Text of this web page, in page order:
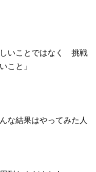
しいことではなく 挑戦
こと」
な結果はやってみた人